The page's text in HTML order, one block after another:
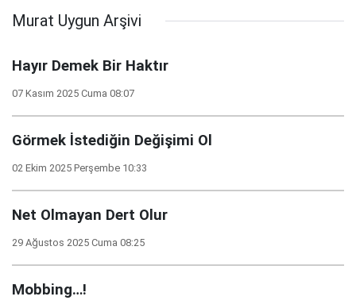
Murat Uygun Arşivi
Hayır Demek Bir Haktır
07 Kasım 2025 Cuma 08:07
Görmek İstediğin Değişimi Ol
02 Ekim 2025 Perşembe 10:33
Net Olmayan Dert Olur
29 Ağustos 2025 Cuma 08:25
Mobbing…!